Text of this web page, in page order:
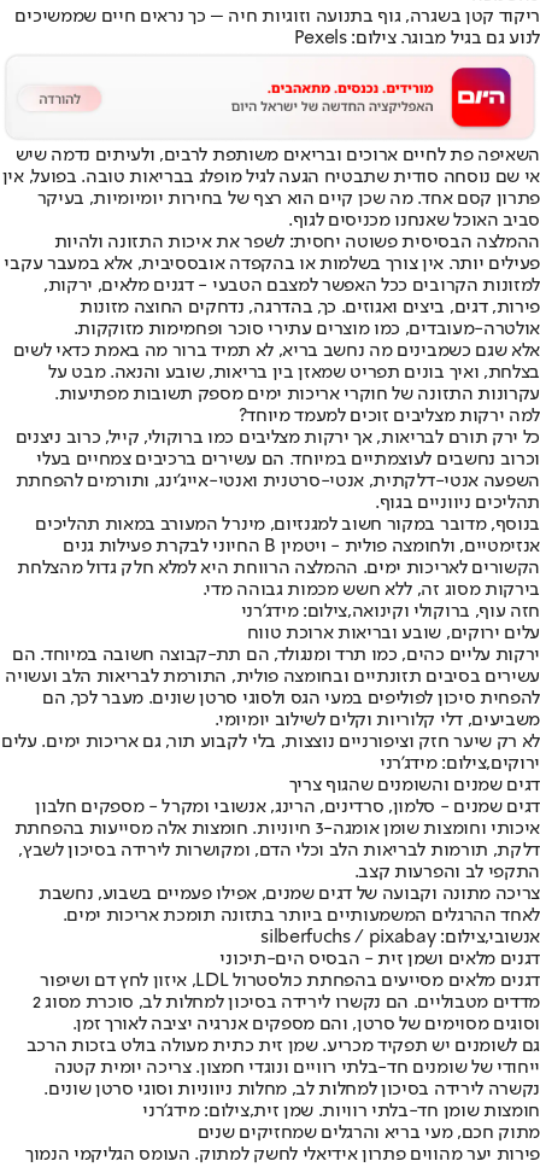
ריקוד קטן בשגרה, גוף בתנועה וזוגיות חיה – כך נראים חיים שממשיכים
לנוע גם בגיל מבוגר. צילום: Pexels
השאיפה פת לחיים ארוכים ובריאים משותפת לרבים, ולעיתים נדמה שיש
אי שם נוסחה סודית שתבטיח הגעה לגיל מופלג בבריאות טובה. בפועל, אין
פתרון קסם אחד. מה שכן קיים הוא רצף של בחירות יומיומיות, בעיקר
סביב האוכל שאנחנו מכניסים לגוף.
ההמלצה הבסיסית פשוטה יחסית: לשפר את איכות התזונה ולהיות
פעילים יותר. אין צורך בשלמות או בהקפדה אובססיבית, אלא במעבר עקבי
למזונות הקרובים ככל האפשר למצבם הטבעי - דגנים מלאים, ירקות,
פירות, דגים, ביצים ואגוזים. כך, בהדרגה, נדחקים החוצה מזונות
אולטרה-מעובדים, כמו מוצרים עתירי סוכר ופחמימות מזוקקות.
אלא שגם כשמבינים מה נחשב בריא, לא תמיד ברור מה באמת כדאי לשים
בצלחת, ואיך בונים תפריט שמאזן בין בריאות, שובע והנאה. מבט על
עקרונות התזונה של חוקרי אריכות ימים מספק תשובות מפתיעות.
למה ירקות מצליבים זוכים למעמד מיוחד?
כל ירק תורם לבריאות, אך ירקות מצליבים כמו ברוקולי, קייל, כרוב ניצנים
וכרוב נחשבים לעוצמתיים במיוחד. הם עשירים ברכיבים צמחיים בעלי
השפעה אנטי-דלקתית, אנטי-סרטנית ואנטי-אייג’ינג, ותורמים להפחתת
תהליכים ניווניים בגוף.
בנוסף, מדובר במקור חשוב למגנזיום, מינרל המעורב במאות תהליכים
אנזימטיים, ולחומצה פולית - ויטמין B החיוני לבקרת פעילות גנים
הקשורים לאריכות ימים. ההמלצה הרווחת היא למלא חלק גדול מהצלחת
בירקות מסוג זה, ללא חשש מכמות גבוהה מדי.
חזה עוף, ברוקולי וקינואה,צילום: מידג'רני
עלים ירוקים, שובע ובריאות ארוכת טווח
ירקות עליים כהים, כמו תרד ומנגולד, הם תת-קבוצה חשובה במיוחד. הם
עשירים בסיבים תזונתיים ובחומצה פולית, התורמת לבריאות הלב ועשויה
להפחית סיכון לפוליפים במעי הגס ולסוגי סרטן שונים. מעבר לכך, הם
משביעים, דלי קלוריות וקלים לשילוב יומיומי.
לא רק שיער חזק וציפורניים נוצצות, בלי לקבוע תור, גם אריכות ימים. עלים
ירוקים,צילום: מידג'רני
דגים שמנים והשומנים שהגוף צריך
דגים שמנים - סלמון, סרדינים, הרינג, אנשובי ומקרל - מספקים חלבון
איכותי וחומצות שומן אומגה-3 חיוניות. חומצות אלה מסייעות בהפחתת
דלקת, תורמות לבריאות הלב וכלי הדם, ומקושרות לירידה בסיכון לשבץ,
התקפי לב והפרעות קצב.
צריכה מתונה וקבועה של דגים שמנים, אפילו פעמיים בשבוע, נחשבת
לאחד ההרגלים המשמעותיים ביותר בתזונה תומכת אריכות ימים.
אנשובי,צילום: silberfuchs / pixabay
דגנים מלאים ושמן זית - הבסיס הים-תיכוני
דגנים מלאים מסייעים בהפחתת כולסטרול LDL, איזון לחץ דם ושיפור
מדדים מטבוליים. הם נקשרו לירידה בסיכון למחלות לב, סוכרת מסוג 2
וסוגים מסוימים של סרטן, והם מספקים אנרגיה יציבה לאורך זמן.
גם לשומנים יש תפקיד מכריע. שמן זית כתית מעולה בולט בזכות הרכב
ייחודי של שומנים חד-בלתי רוויים ונוגדי חמצון. צריכה יומית קטנה
נקשרה לירידה בסיכון למחלות לב, מחלות ניווניות וסוגי סרטן שונים.
חומצות שומן חד-בלתי רוויות. שמן זית,צילום: מידג'רני
מתוק חכם, מעי בריא והרגלים שמחזיקים שנים
פירות יער מהווים פתרון אידיאלי לחשק למתוק. העומס הגליקמי הנמוך